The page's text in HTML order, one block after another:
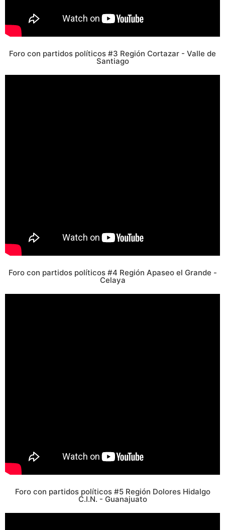
Foro con partidos políticos #3 Región Cortazar - Valle de
Santiago
Foro con partidos políticos #4 Región Apaseo el Grande -
Celaya
Foro con partidos políticos #5 Región Dolores Hidalgo
C.I.N. - Guanajuato